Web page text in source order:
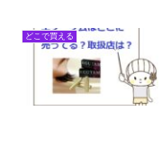
どこで買える